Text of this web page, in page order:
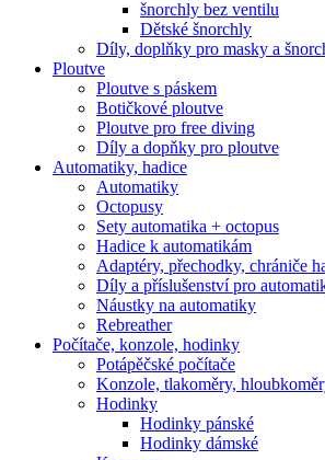
šnorchly bez ventilu
Dětské šnorchly
Díly, doplňky pro masky a
Ploutve
Ploutve s páskem
Botičkové ploutve
Ploutve pro free diving
Díly a dopňky pro ploutve
Automatiky, hadice
Automatiky
Octopusy
Sety automatika + octopus
Hadice k automatikám
Adaptéry, přechodky, chrániče
Díly a příslušenství pro
Náustky na automatiky
Rebreather
Počítače, konzole, hodinky
Potápěčské počítače
Konzole, tlakoměry,
Hodinky
Hodinky pánské
Hodinky dámské